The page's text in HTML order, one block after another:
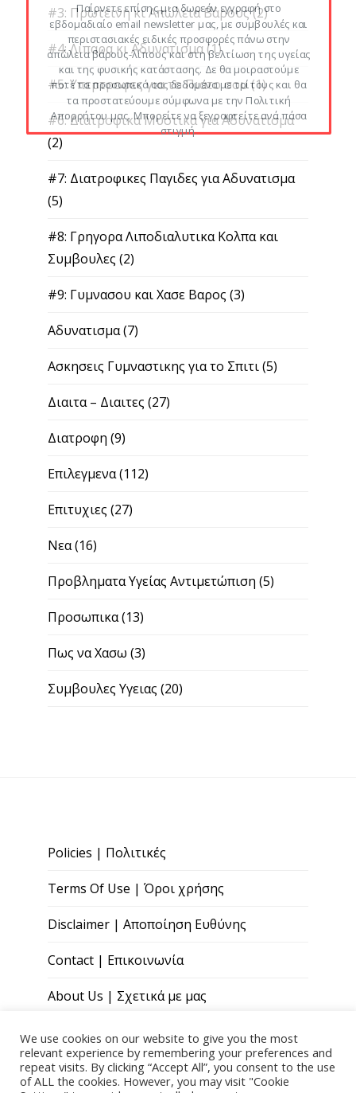
#3: Πρωτεινη κι Απώλεια Βάρους(2)
#4: Λιπαρα κι Αδυνατισμα(1)
#5: Υπερτροφες για το Πιατο σου(1)
#6: Διατροφικα Μυστικα για Αδυνατισμα
(2)
#7: Διατροφικες Παγιδες για Αδυνατισμα
(5)
#8: Γρηγορα Λιποδιαλυτικα Κολπα και
Συμβουλες (2)
#9: Γυμνασου και Χασε Βαρος (3)
Αδυνατισμα(7)
Ασκησεις Γυμναστικης για το Σπιτι(5)
Διαιτα – Διαιτες (27)
Διατροφη (9)
Επιλεγμενα(112)
Επιτυχιες (27)
Νεα(16)
Προβληματα Υγείας Αντιμετώπιση (5)
Προσωπικα(13)
Πως να Χασω (3)
Συμβουλες Υγειας (20)
Policies | Πολιτικές
Terms Of Use | Όροι χρήσης
Disclaimer | Αποποίηση Ευθύνης
Contact | Επικοινωνία
About Us | Σχετικά με μας
We use cookies on our website to give you the most
relevant experience by remembering your preferences and
repeat visits. By clicking “Accept All”, you consent to the use
of ALL the cookies. However, you may visit "Cookie
Παίρνετε επίσης μια δωρεάν εγγραφή στο
εβδομαδιαίο email newsletter μας, με συμβουλές και
περιστασιακές ειδικές προσφορές πάνω στην
απώλεια βάρους-λίπους και στη βελτίωση της υγείας
και της φυσικής κατάστασης. Δε θα μοιραστούμε
ποτέ τα προσωπικά σας δεδομένα με τρίτους και θα
τα προστατεύουμε σύμφωνα με την Πολιτική
Απορρήτου μας. Μπορείτε να ξεγραφτείτε ανά πάσα
στιγμή.